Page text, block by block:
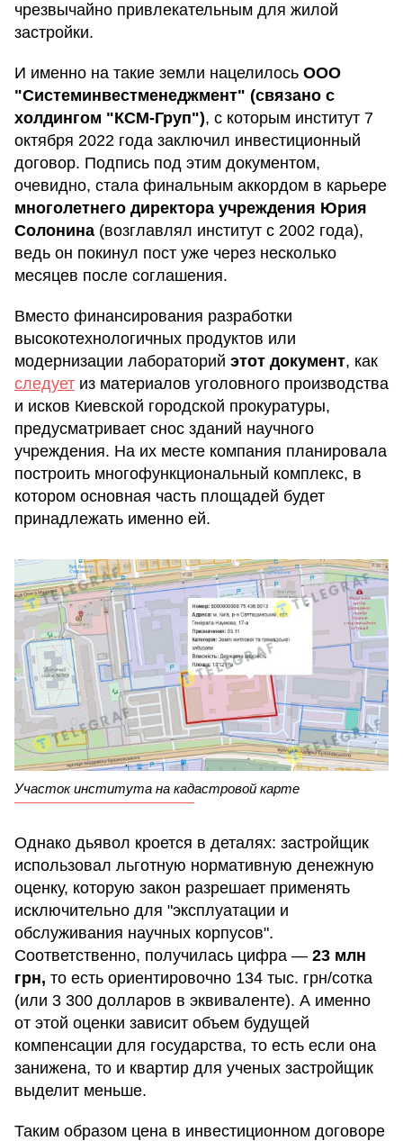
чрезвычайно привлекательным для жилой
застройки.
И именно на такие земли нацелилось ООО
"Системинвестменеджмент" (связано с
холдингом "КСМ-Груп"), с которым институт 7
октября 2022 года заключил инвестиционный
договор. Подпись под этим документом,
очевидно, стала финальным аккордом в карьере
многолетнего директора учреждения Юрия
Солонина (возглавлял институт с 2002 года),
ведь он покинул пост уже через несколько
месяцев после соглашения.
Вместо финансирования разработки
высокотехнологичных продуктов или
модернизации лабораторий этот документ, как
следует из материалов уголовного производства
и исков Киевской городской прокуратуры,
предусматривает снос зданий научного
учреждения. На их месте компания планировала
построить многофункциональный комплекс, в
котором основная часть площадей будет
принадлежать именно ей.
Участок института на кадастровой карте
Однако дьявол кроется в деталях: застройщик
использовал льготную нормативную денежную
оценку, которую закон разрешает применять
исключительно для "эксплуатации и
обслуживания научных корпусов".
Соответственно, получилась цифра — 23 млн
грн, то есть ориентировочно 134 тыс. грн/сотка
(или 3 300 долларов в эквиваленте). А именно
от этой оценки зависит объем будущей
компенсации для государства, то есть если она
занижена, то и квартир для ученых застройщик
выделит меньше.
Таким образом цена в инвестиционном договоре